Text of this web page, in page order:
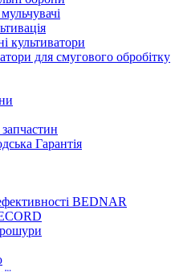
культиватори
для смугового обробітку
Гарантія
BEDNAR